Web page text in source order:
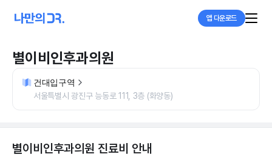
앱 다운로드
별이비인후과의원
건대입구역
서울특별시 광진구 능동로 111, 3층 (화양동)
별이비인후과의원 진료비 안내